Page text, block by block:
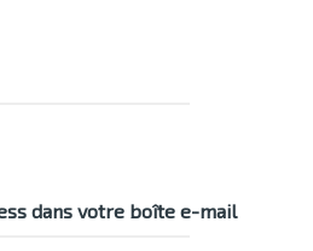
dans votre boîte e-mail